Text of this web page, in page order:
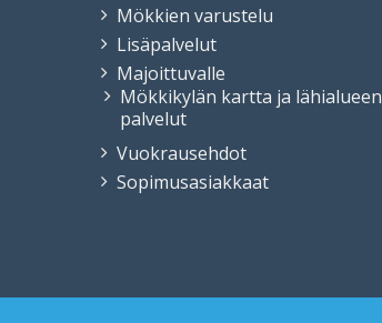
Mökkien varustelu
Lisäpalvelut
Majoittuvalle
Mökkikylän kartta ja lähialueen
palvelut
Vuokrausehdot
Sopimusasiakkaat